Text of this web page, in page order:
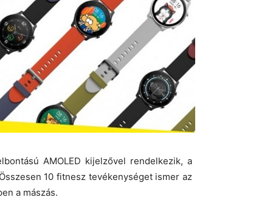
AMOLED kijelzővel rendelkezik, a
10 fitnesz tevékenységet ismer az
a mászás.